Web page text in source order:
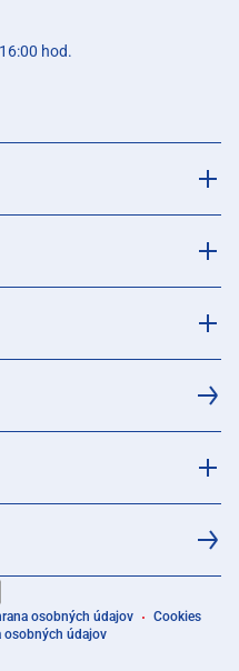
hod.
osobných údajov
Cookies
osobných údajov